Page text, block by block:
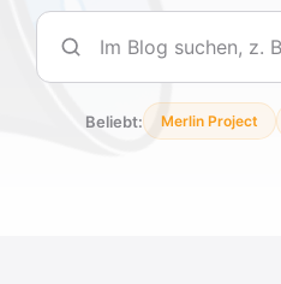
Suchen
Beliebt: Merlin Project